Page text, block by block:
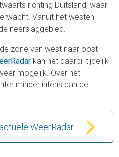
richting Duitsland, waar
Vanuit het westen
neerslaggebied.
zone van west naar oost
kan het daarbij tijdelijk
mogelijk. Over het
minder intens dan de
WeerRadar